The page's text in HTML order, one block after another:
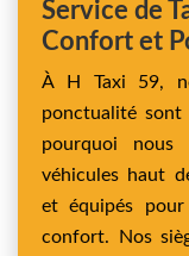
Service de
Confort et
À H Taxi 59,
ponctualité sont
pourquoi nous
véhicules haut
et équipés
confort. Nos